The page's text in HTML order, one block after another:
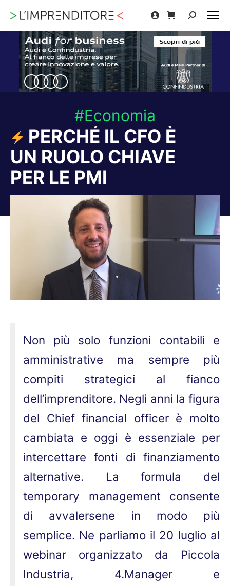
Cerca:
#Economia
PERCHÉ IL CFO È
UN RUOLO CHIAVE
PER LE PMI
Non più solo funzioni contabili e
amministrative ma sempre più
compiti strategici al fianco
dell’imprenditore. Negli anni la figura
del Chief financial officer è molto
cambiata e oggi è essenziale per
intercettare fonti di finanziamento
alternative. La formula del
temporary management consente
di avvalersene in modo più
semplice. Ne parliamo il 20 luglio al
webinar organizzato da Piccola
Industria, 4.Manager e